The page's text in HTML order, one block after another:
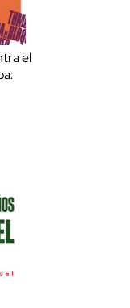
el